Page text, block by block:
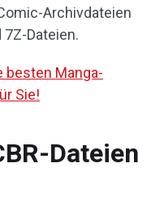
Archivdateien
7Z-Dateien.
besten Manga-
Sie!
Dateien